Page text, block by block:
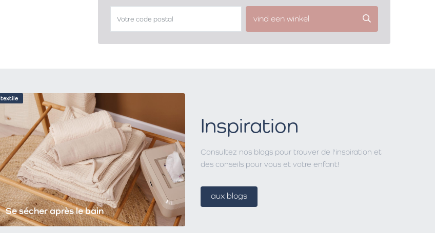
vind een winkel
textile
Se sécher après le bain
Inspiration
Consultez nos blogs pour trouver de l'inspiration et
des conseils pour vous et votre enfant!
aux blogs